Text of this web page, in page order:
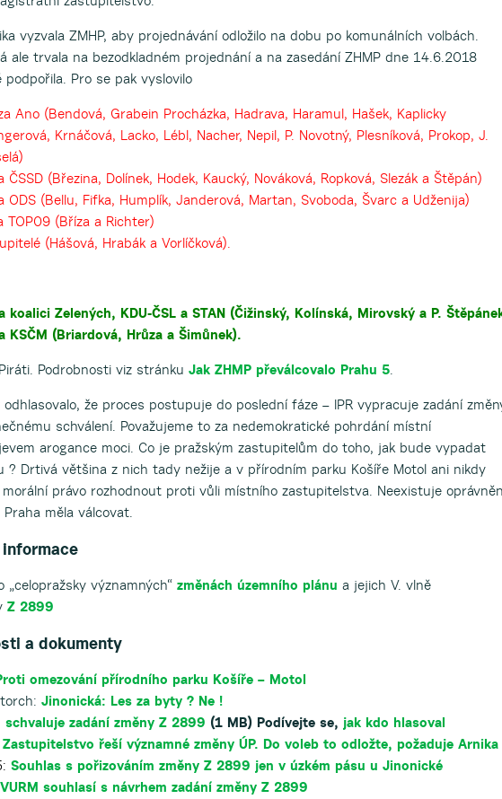
vyzvala ZMHP, aby projednávání odložilo na dobu po komunálních volbách.
ale trvala na bezodkladném projednání a na zasedání ZHMP dne 14.6.2018
Pro se pak vyslovilo
Ano (Bendová, Grabein Procházka, Hadrava, Haramul, Hašek, Kaplicky
Krnáčová, Lacko, Lébl, Nacher, Nepil, P. Novotný, Plesníková, Prokop, J.
(Březina, Dolínek, Hodek, Kaucký, Nováková, Ropková, Slezák a Štěpán)
ODS (Bellu, Fifka, Humplík, Janderová, Martan, Svoboda, Švarc a Udženija)
TOP09 (Bříza a Richter)
(Hášová, Hrabák a Vorlíčková).
koalici Zelených, KDU-ČSL a STAN (Čižinský, Kolínská, Mirovský a P.
KSČM (Briardová, Hrůza a Šimůnek).
Podrobnosti viz stránku Jak ZHMP převálcovalo Prahu 5.
že proces postupuje do poslední fáze – IPR vypracuje zadání
schválení. Považujeme to za nedemokratické pohrdání místní
arogance moci. Co je pražským zastupitelům do toho, jak bude vypadat
? Drtivá většina z nich tady nežije a v přírodním parku Košíře Motol ani nikdy
právo rozhodnout proti vůli místního zastupitelstva. Neexistuje
měla válcovat.
„celopražsky významných“ změnách územního plánu a jejich V. vlně
Z 2899
a dokumenty
omezování přírodního parku Košíře – Motol
Jinonická: Les za byty ? Ne !
schvaluje zadání změny Z 2899 (1 MB) Podívejte se, jak kdo hlasoval
Zastupitelstvo řeší významné změny ÚP. Do voleb to odložte, požaduje Arnika
Souhlas s pořizováním změny Z 2899 jen v úzkém pásu u Jinonické
VURM souhlasí s návrhem zadání změny Z 2899